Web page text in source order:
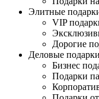
Элитные
VIP
Дорогие
Деловые подарки
Бизнес
Подарки